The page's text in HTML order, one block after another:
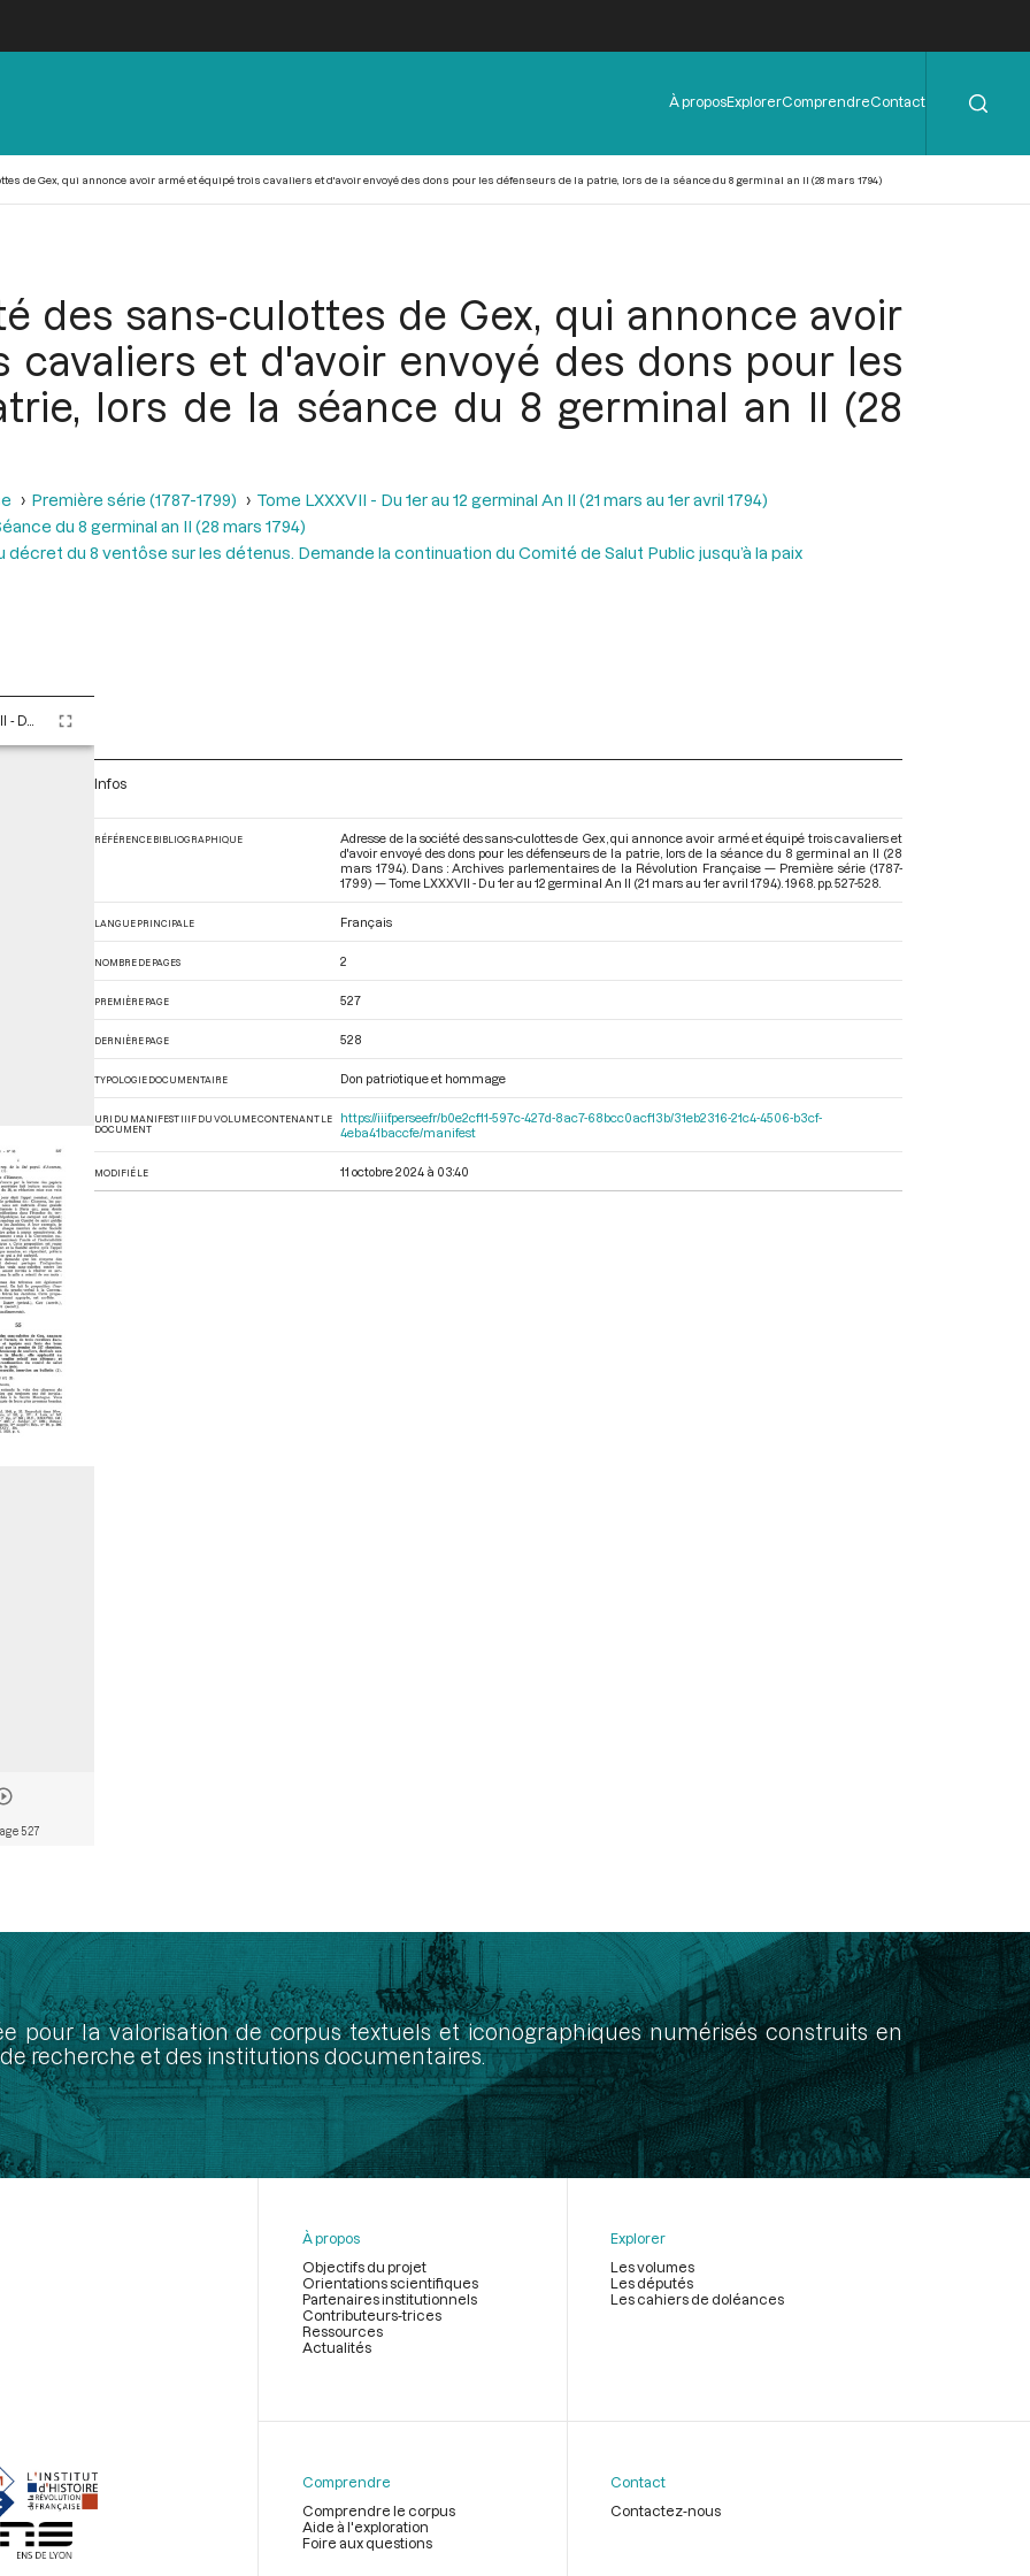
Menu
de
À proposExplorerComprendreContact
de Gex, qui annonce avoir armé et équipé trois cavaliers et d'avoir envoyé des dons pour les défenseurs de la patrie, lors de la séance du 8 germinal an II (28 mars 1794)
des sans-culottes de Gex, qui annonce avoir
et d'avoir envoyé des dons pour les
lors de la séance du 8 germinal an II (28
Première série (1787-1799)
Tome LXXXVII - Du 1er au 12 germinal An II (21 mars au 1er avril 1794)
du 8 germinal an II (28 mars 1794)
du 8 ventôse sur les détenus. Demande la continuation du Comité de Salut Public jusqu’à la paix
527
Infos
RÉFÉRENCE BIBLIOGRAPHIQUE
Adresse de la société des sans-culottes de Gex, qui annonce avoir armé et équipé trois cavaliers et
d'avoir envoyé des dons pour les défenseurs de la patrie, lors de la séance du 8 germinal an II (28
mars 1794). Dans : Archives parlementaires de la Révolution Française — Première série (1787-
1799) — Tome LXXXVII - Du 1er au 12 germinal An II (21 mars au 1er avril 1794) . 1968. pp. 527-528.
LANGUE PRINCIPALE Français
NOMBRE DE PAGES 2
PREMIÈRE PAGE 527
DERNIÈRE PAGE 528
TYPOLOGIE DOCUMENTAIRE Don patriotique et hommage
URI DU MANIFEST IIIF DU VOLUME CONTENANT LE
DOCUMENT
https://iiif.persee.fr/b0e2cf11-597c-427d-8ac7-68bcc0acf13b/31eb2316-21c4-4506-b3cf-
4eba41baccfe/manifest
MODIFIÉ LE 11 octobre 2024 à 03:40
pour la valorisation de corpus textuels et iconographiques numérisés construits en
recherche et des institutions documentaires.
page
À propos
Objectifs du projet
Orientations scientifiques
Partenaires institutionnels
Contributeurs-trices
Ressources
Actualités
Explorer
Les volumes
Les députés
Les cahiers de doléances
Comprendre
Comprendre le corpus
Aide à l'exploration
Foire aux questions
Contact
Contactez-nous